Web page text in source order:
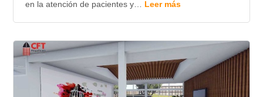
en la atención de pacientes y… Leer más